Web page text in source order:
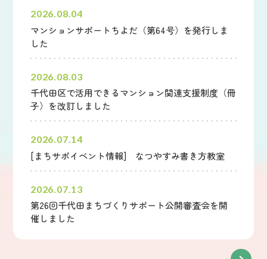
2026.08.04
マンションサポートちよだ（第64号）を発行しま
した
2026.08.03
千代田区で活用できるマンション関連支援制度（冊
子）を改訂しました
2026.07.14
[まちサポイベント情報] なつやすみ書き方教室
2026.07.13
第26回千代田まちづくりサポート公開審査会を開
催しました